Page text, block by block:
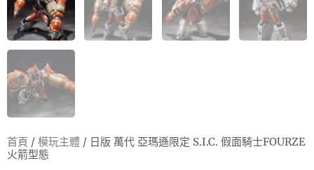
首頁 / 模玩主體 / 日版 萬代 亞瑪遜限定 S.I.C. 假面騎士FOURZE
火箭型態